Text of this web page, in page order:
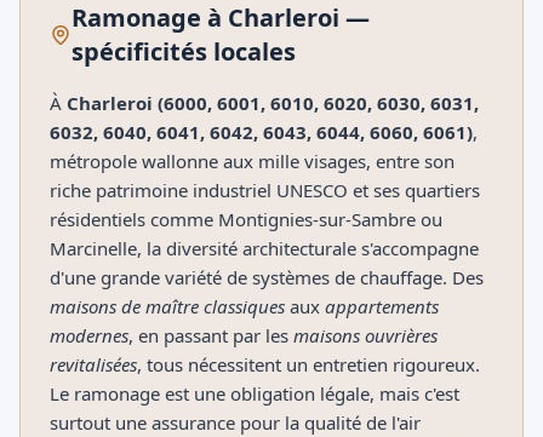
Ramonage à Charleroi —
spécificités locales
À Charleroi (6000, 6001, 6010, 6020, 6030, 6031,
6032, 6040, 6041, 6042, 6043, 6044, 6060, 6061),
métropole wallonne aux mille visages, entre son
riche patrimoine industriel UNESCO et ses quartiers
résidentiels comme Montignies-sur-Sambre ou
Marcinelle, la diversité architecturale s'accompagne
d'une grande variété de systèmes de chauffage. Des
maisons de maître classiques aux appartements
modernes, en passant par les maisons ouvrières
revitalisées, tous nécessitent un entretien rigoureux.
Le ramonage est une obligation légale, mais c'est
surtout une assurance pour la qualité de l'air